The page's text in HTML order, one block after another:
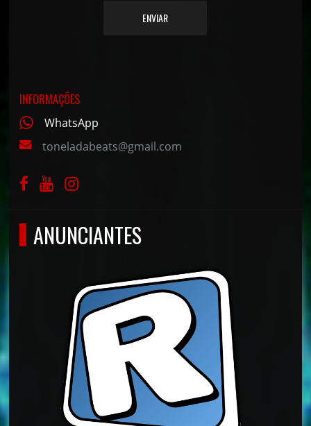
ENVIAR
INFORMAÇÕES
WhatsApp
toneladabeats@gmail.com
ANUNCIANTES